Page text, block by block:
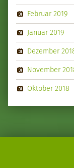
Februar 2019
Januar 2019
Dezember
November
Oktober 2018